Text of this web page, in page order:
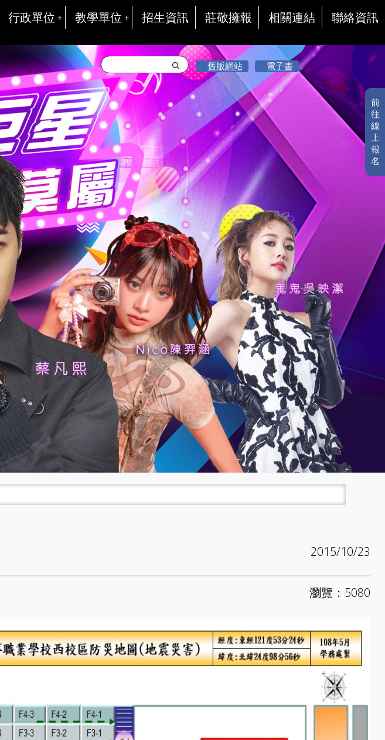
行政單位 教學單位 招生資訊 莊敬擁報 相關連結 聯絡資訊
前
往
線
上
報
名
舊版網站 電子書
2015/10/23
瀏覽：5080